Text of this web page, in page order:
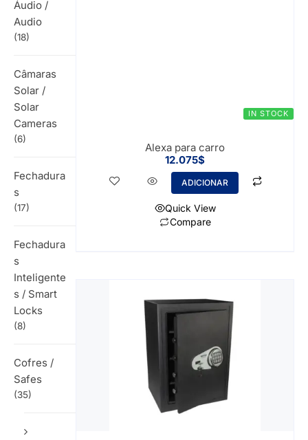
Áudio /
Audio
(18)
Câmaras
Solar /
Solar
Cameras
(6)
Fechadura
s
(17)
Fechadura
s
Inteligente
s / Smart
Locks
(8)
Cofres /
Safes
(35)
IN STOCK
Alexa para carro
12.075$
ADICIONAR
Quick View
Compare